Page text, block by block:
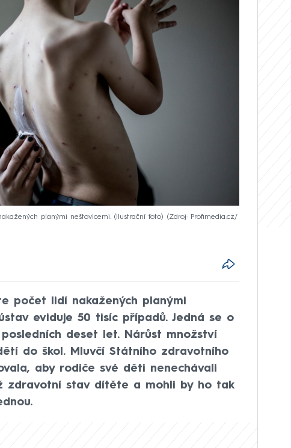
planými neštovicemi. (Ilustrační foto)
Zdroj: Profimedia.cz/
počet lidí nakažených planými
eviduje 50 tisíc případů. Jedná se o
deset let. Nárůst množství
do škol. Mluvčí Státního zdravotního
aby rodiče své děti nenechávali
zdravotní stav dítěte a mohli by ho tak